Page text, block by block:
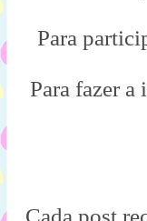
Para
Para fazer a
Cada post